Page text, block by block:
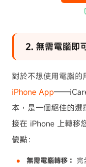
2. 無需電腦即
對於不想使用電腦的
iPhone App
本，是一個絕佳的
接在 iPhone 上轉移
優點：
無需電腦轉移： 完